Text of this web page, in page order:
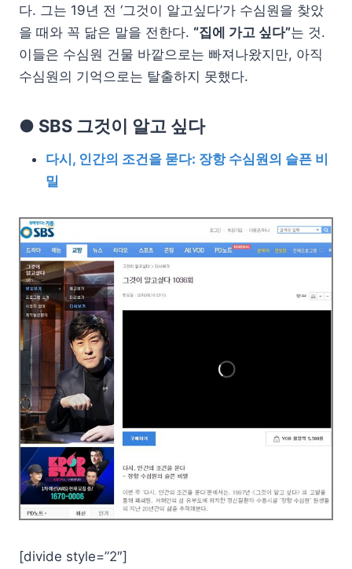
다. 그는 19년 전 ‘그것이 알고싶다’가 수심원을 찾았
을 때와 꼭 닮은 말을 전한다. “집에 가고 싶다”는 것.
이들은 수심원 건물 바깥으로는 빠져나왔지만, 아직
수심원의 기억으로는 탈출하지 못했다.
● SBS 그것이 알고 싶다
다시, 인간의 조건을 묻다: 장항 수심원의 슬픈 비
밀
[divide style=”2″]